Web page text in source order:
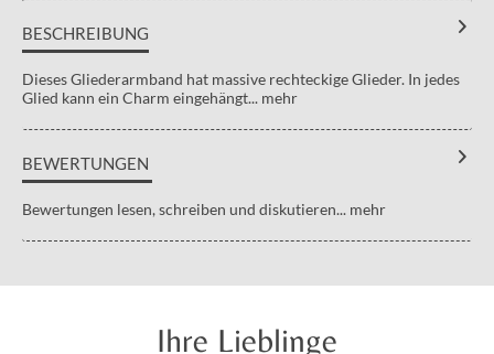
BESCHREIBUNG
Dieses Gliederarmband hat massive rechteckige Glieder. In jedes
Glied kann ein Charm eingehängt... mehr
BEWERTUNGEN
Bewertungen lesen, schreiben und diskutieren... mehr
Ihre Lieblinge